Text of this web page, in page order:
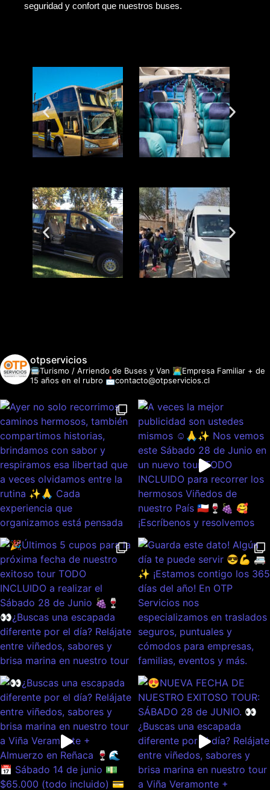
seguridad y confort que nuestros buses.
otpservicios
🚍Turismo / Arriendo de Buses y Van 👩‍💻Empresa Familiar + de
15 años en el rubro 📩contacto@otpservicios.cl